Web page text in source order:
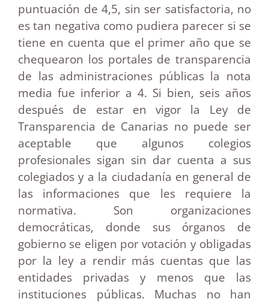
puntuación de 4,5, sin ser satisfactoria, no
es tan negativa como pudiera parecer si se
tiene en cuenta que el primer año que se
chequearon los portales de transparencia
de las administraciones públicas la nota
media fue inferior a 4. Si bien, seis años
después de estar en vigor la Ley de
Transparencia de Canarias no puede ser
aceptable que algunos colegios
profesionales sigan sin dar cuenta a sus
colegiados y a la ciudadanía en general de
las informaciones que les requiere la
normativa. Son organizaciones
democráticas, donde sus órganos de
gobierno se eligen por votación y obligadas
por la ley a rendir más cuentas que las
entidades privadas y menos que las
instituciones públicas. Muchas no han